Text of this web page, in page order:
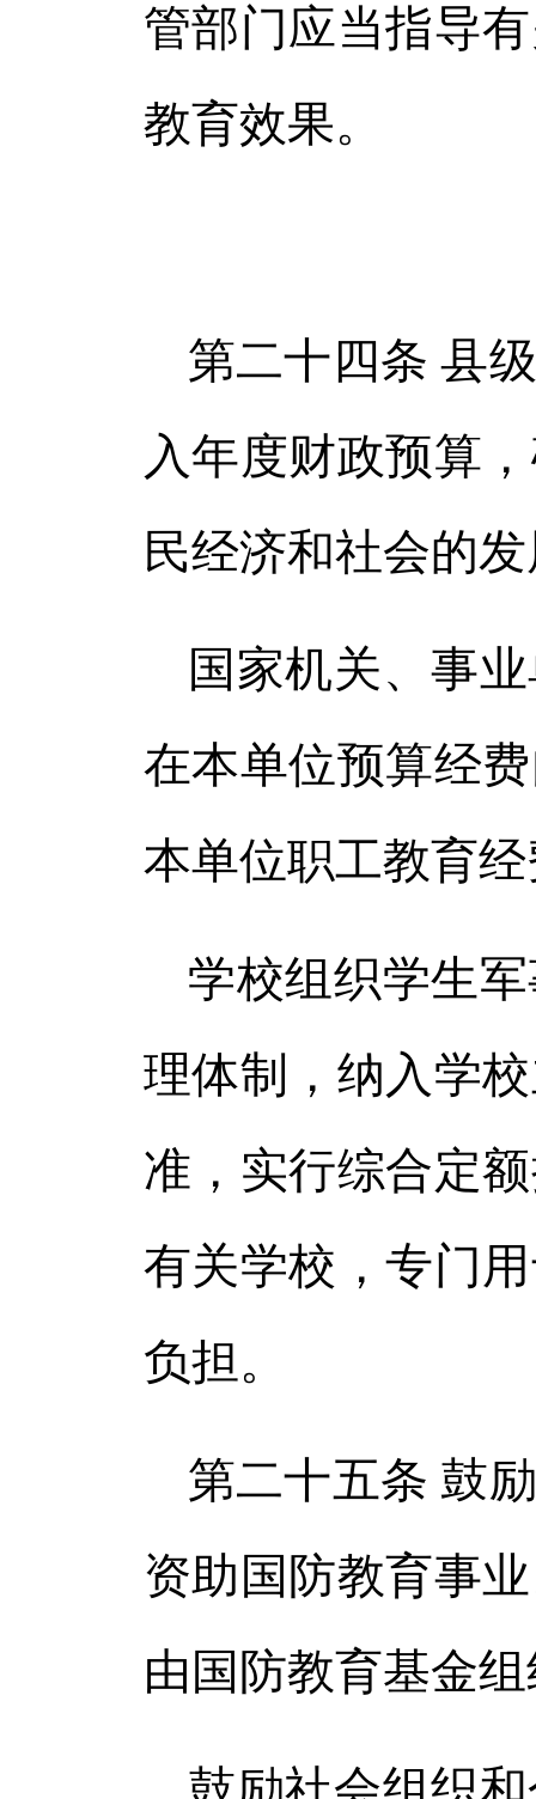
管部门应当指导
教育效果。
第二十四条 县
入年度财政预算
民经济和社会的
国家机关、事
在本单位预算经
本单位职工教育
学校组织学生
理体制，纳入学
准，实行综合定
有关学校，专门
负担。
第二十五条 鼓
资助国防教育事
由国防教育基金